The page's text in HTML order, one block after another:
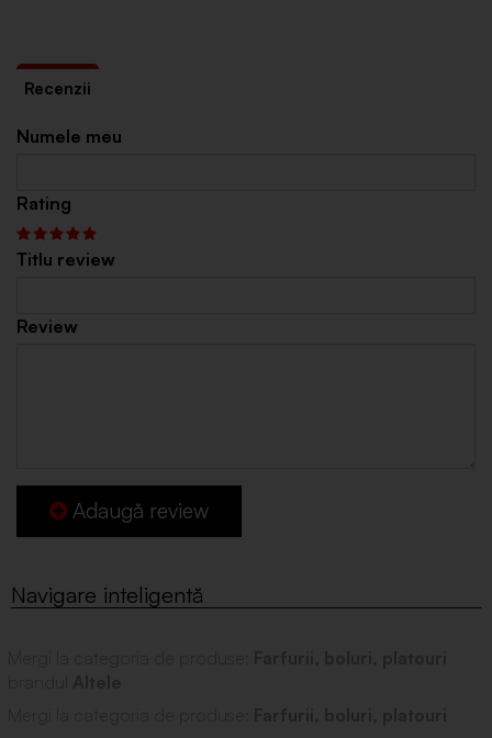
Numele meu
Rating
Titlu review
Review
Adaugă review